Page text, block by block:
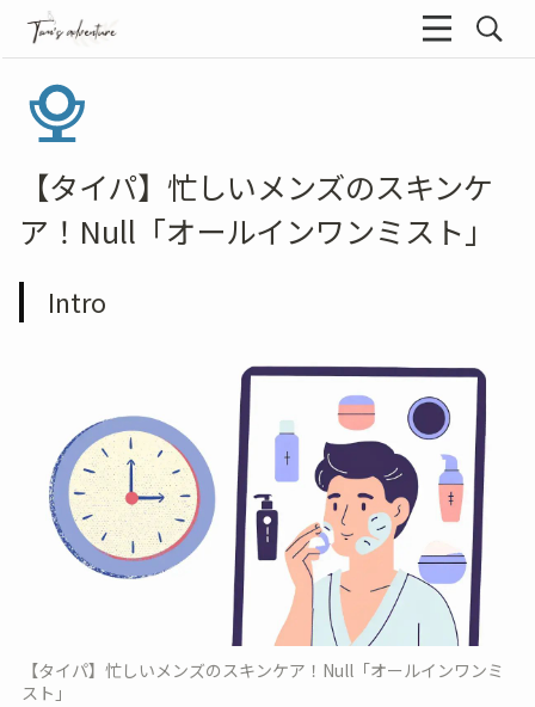
【タイパ】忙しいメンズのスキンケ
ア！Null「オールインワンミスト」
Intro
【タイパ】忙しいメンズのスキンケア！Null「オールインワンミ
スト」